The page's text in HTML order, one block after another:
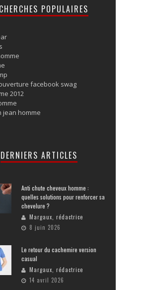
POPULAIRES
facebook swag
2012
jean homme
DERNIERS ARTICLES
Anti chute cheveux homme :
quelles solutions pour renforcer sa
chevelure ?
Margaux, rédactrice
8 juin 2026
Le retour du cachemire version
casual
Margaux, rédactrice
14 avril 2026